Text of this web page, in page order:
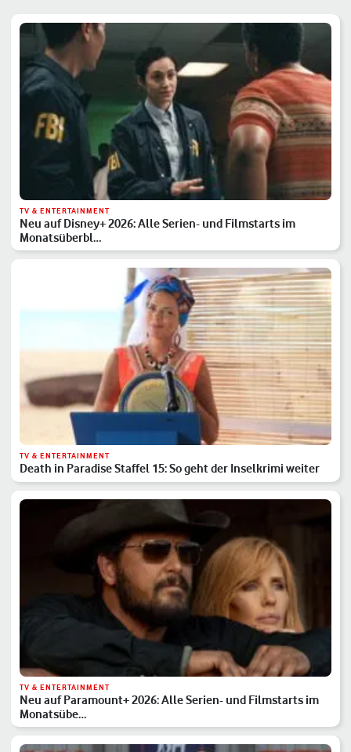
TV & ENTERTAINMENT
Neu auf Disney+ 2026: Alle Serien- und Filmstarts im
Monatsüberbl…
TV & ENTERTAINMENT
Death in Paradise Staffel 15: So geht der Inselkrimi weiter
TV & ENTERTAINMENT
Neu auf Paramount+ 2026: Alle Serien- und Filmstarts im
Monatsübe…